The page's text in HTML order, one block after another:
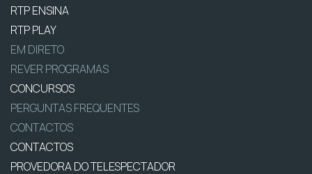
RTP ENSINA
RTP PLAY
EM DIRETO
REVER PROGRAMAS
CONCURSOS
PERGUNTAS FREQUENTES
CONTACTOS
CONTACTOS
PROVEDORA DO TELESPECTADOR